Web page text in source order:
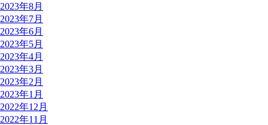
2023年8月
2023年7月
2023年6月
2023年5月
2023年4月
2023年3月
2023年2月
2023年1月
2022年12月
2022年11月